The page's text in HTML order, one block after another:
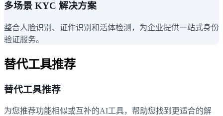
多场景 KYC 解决方案
整合人脸识别、证件识别和活体检测，为企业提供一站式身份
验证服务。
替代工具推荐
替代工具推荐
为您推荐功能相似或互补的AI工具，帮助您找到更适合的解